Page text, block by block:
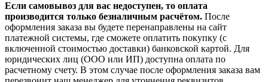
Если самовывоз для вас недоступен, то оплата
производится только безналичным расчётом. После
оформления заказа вы будете перенаправлены на сайт
платежной системы, где сможете оплатить покупку (с
включенной стоимостью доставки) банковской картой. Для
юридических лиц (ООО или ИП) доступна оплата по
расчетному счету. В этом случае после оформления заказа вам